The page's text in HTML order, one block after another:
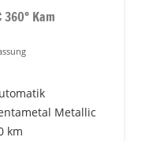
360° Kam
Metallic
km